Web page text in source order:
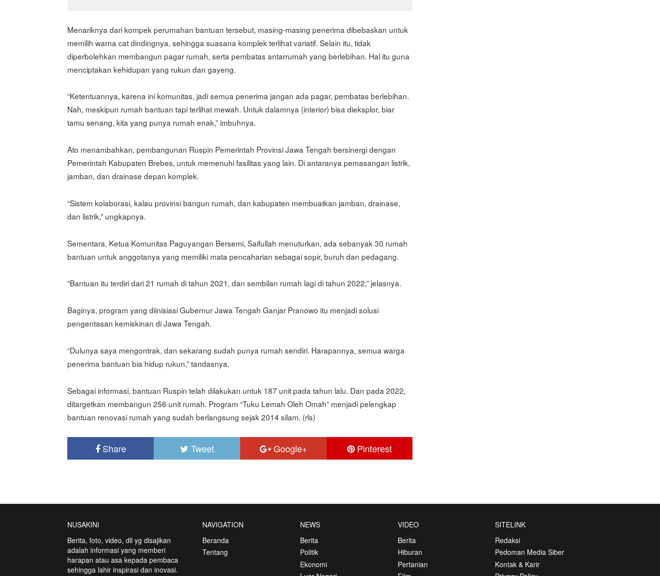
Menariknya dari kompek perumahan bantuan tersebut, masing-masing penerima dibebaskan untuk
memilih warna cat dindingnya, sehingga suasana komplek terlihat variatif. Selain itu, tidak
diperbolehkan membangun pagar rumah, serta pembatas antarrumah yang berlebihan. Hal itu guna
menciptakan kehidupan yang rukun dan gayeng.
“Ketentuannya, karena ini komunitas, jadi semua penerima jangan ada pagar, pembatas berlebihan.
Nah, meskipun rumah bantuan tapi terlihat mewah. Untuk dalamnya (interior) bisa dieksplor, biar
tamu senang, kita yang punya rumah enak,” imbuhnya.
Ato menambahkan, pembangunan Ruspin Pemerintah Provinsi Jawa Tengah bersinergi dengan
Pemerintah Kabupaten Brebes, untuk memenuhi fasilitas yang lain. Di antaranya pemasangan listrik,
jamban, dan drainase depan komplek.
“Sistem kolaborasi, kalau provinsi bangun rumah, dan kabupaten membuatkan jamban, drainase,
dan listrik,” ungkapnya.
Sementara, Ketua Komunitas Paguyangan Bersemi, Saifullah menuturkan, ada sebanyak 30 rumah
bantuan untuk anggotanya yang memiliki mata pencaharian sebagai sopir, buruh dan pedagang.
“Bantuan itu terdiri dari 21 rumah di tahun 2021, dan sembilan rumah lagi di tahun 2022,” jelasnya.
Baginya, program yang diinisiasi Gubernur Jawa Tengah Ganjar Pranowo itu menjadi solusi
pengentasan kemiskinan di Jawa Tengah.
“Dulunya saya mengontrak, dan sekarang sudah punya rumah sendiri. Harapannya, semua warga
penerima bantuan bia hidup rukun,” tandasnya.
Sebagai informasi, bantuan Ruspin telah dilakukan untuk 187 unit pada tahun lalu. Dan pada 2022,
ditargetkan membangun 256 unit rumah. Program “Tuku Lemah Oleh Omah” menjadi pelengkap
bantuan renovasi rumah yang sudah berlangsung sejak 2014 silam. (rls)
Share Tweet Google+ Pinterest
NUSAKINI
Berita, foto, video, dll yg disajikan
adalah informasi yang memberi
harapan atau asa kepada pembaca
sehingga lahir inspirasi dan inovasi.
NAVIGATION
Beranda
Tentang
NEWS
Berita
Politik
Ekonomi
VIDEO
Berita
Hiburan
Pertanian
SITELINK
Redaksi
Pedoman Media Siber
Kontak & Karir